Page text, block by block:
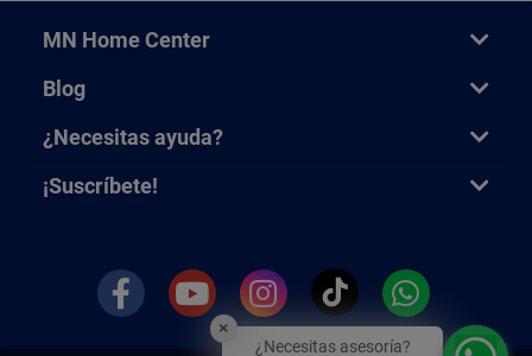
MN Home Center
Blog
¿Necesitas ayuda?
¡Suscríbete!
×
¿Necesitas asesoría?